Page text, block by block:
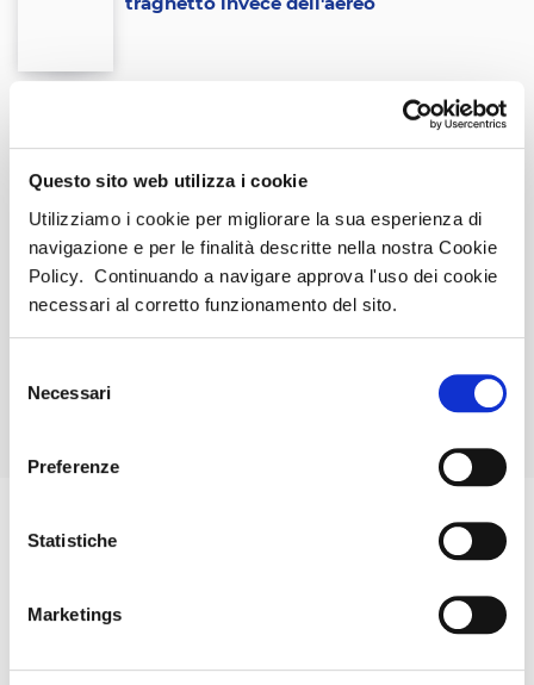
Questo sito web utilizza i cookie
Utilizziamo i cookie per migliorare la sua esperienza di
navigazione e per le finalità descritte nella nostra Cookie
Policy. Continuando a navigare approva l'uso dei cookie
necessari al corretto funzionamento del sito.
delNecessari
Preferenze
Statistiche
Marketings
traghetto invece dell'aereo
Tag Cloud
Consigli di viaggio Sicilia Bambini Famiglie
Sardegna Attivita Basilicata
Calabria Abruzzo News Campania
BASILICATA CAMPANIA